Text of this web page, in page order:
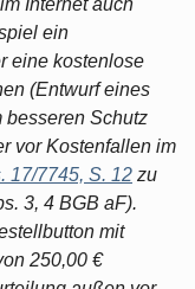
Internet auch
ein
eine kostenlose
(Entwurf eines
besseren Schutz
vor Kostenfallen im
17/7745, S. 12 zu
3, 4 BGB aF).
mit
250,00 €